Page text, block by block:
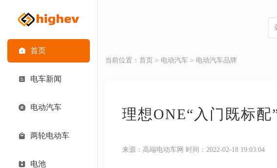
首页
电车新闻
电动汽车
两轮电动车
电池
当前位置： 首页 > 电动汽车 > 电动汽车品牌
理想ONE“入门既标
来源：高端电动车网 时间：2022-02-18 19:03:04